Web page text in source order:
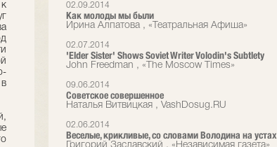
02.09.2014
Как молоды мы были
Ирина Алпатова , «Театральная Афиша»
02.07.2014
'Elder Sister' Shows Soviet Writer Volodin's Subtlety
John Freedman , «The Moscow Times»
09.06.2014
Советское совершенное
Наталья Витвицкая , VashDosug.RU
02.06.2014
Веселые, крикливые, со словами Володина на устах